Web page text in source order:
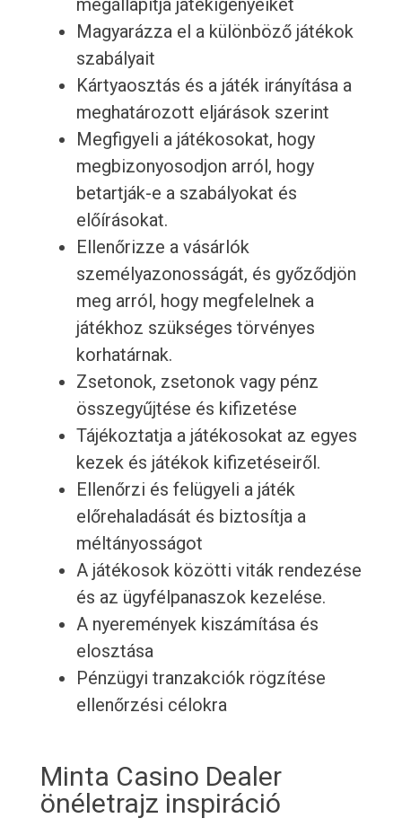
megállapítja játékigényeiket
Magyarázza el a különböző játékok
szabályait
Kártyaosztás és a játék irányítása a
meghatározott eljárások szerint
Megfigyeli a játékosokat, hogy
megbizonyosodjon arról, hogy
betartják-e a szabályokat és
előírásokat.
Ellenőrizze a vásárlók
személyazonosságát, és győződjön
meg arról, hogy megfelelnek a
játékhoz szükséges törvényes
korhatárnak.
Zsetonok, zsetonok vagy pénz
összegyűjtése és kifizetése
Tájékoztatja a játékosokat az egyes
kezek és játékok kifizetéseiről.
Ellenőrzi és felügyeli a játék
előrehaladását és biztosítja a
méltányosságot
A játékosok közötti viták rendezése
és az ügyfélpanaszok kezelése.
A nyeremények kiszámítása és
elosztása
Pénzügyi tranzakciók rögzítése
ellenőrzési célokra
Minta Casino Dealer
önéletrajz inspiráció